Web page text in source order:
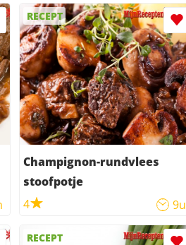
RECEPT
Champignon-rundvlees
stoofpotje
4
9u
RECEPT